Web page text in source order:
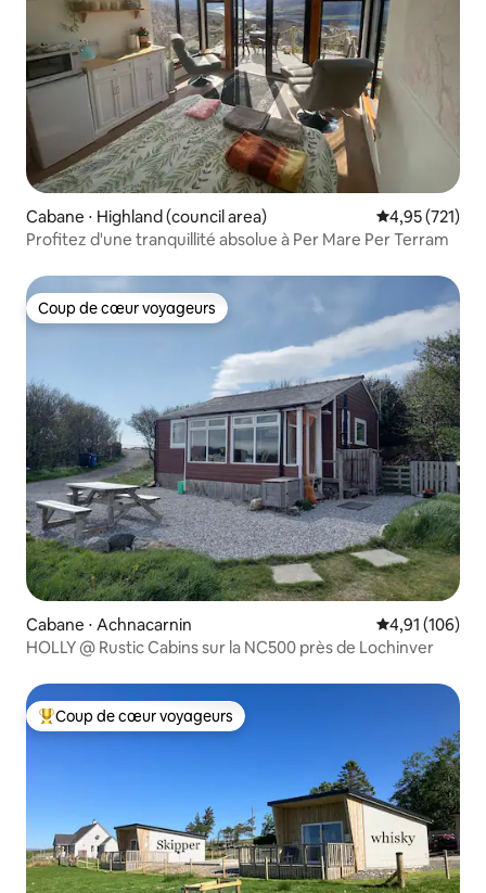
Cabane ⋅ Highland (council area) Évaluation
4,95 (721)
Profitez d'une tranquillité absolue à Per Mare Per Terram
Coup de cœur voyageurs
Coup de cœur voyageurs
Cabane ⋅ Achnacarnin Évaluation
4,91 (106)
HOLLY @ Rustic Cabins sur la NC500 près de Lochinver
Coups de cœur voyageurs les plus appréciés
Coup de cœur voyageurs